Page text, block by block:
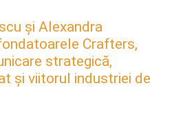
și Alexandra
Crafters,
strategică,
și viitorul industriei de